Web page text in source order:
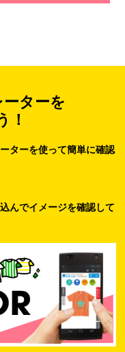
ターを
！
ターを使って簡単に確認
んでイメージを確認して